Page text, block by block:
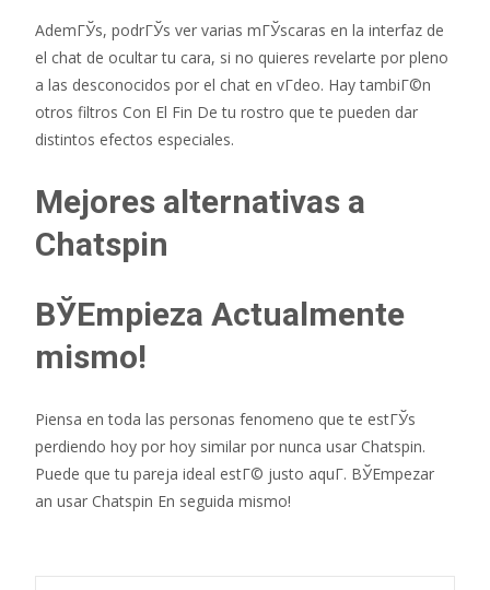
AdemГЎs, podrГЎs ver varias mГЎscaras en la interfaz de
el chat de ocultar tu cara, si no quieres revelarte por pleno
a las desconocidos por el chat en vГ­deo. Hay tambiГ©n
otros filtros Con El Fin De tu rostro que te pueden dar
distintos efectos especiales.
Mejores alternativas a
Chatspin
ВЎEmpieza Actualmente
mismo!
Piensa en toda las personas fenomeno que te estГЎs
perdiendo hoy por hoy similar por nunca usar Chatspin.
Puede que tu pareja ideal estГ© justo aquГ­. ВЎEmpezar
an usar Chatspin En seguida mismo!